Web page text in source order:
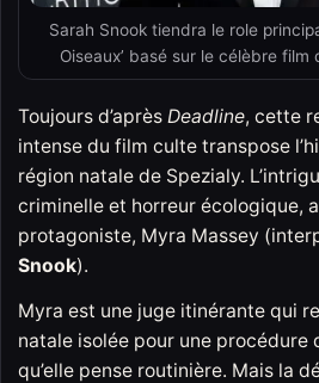
Sarah Snook tiendra le role
Oiseaux’ basé sur le célèbre film
Toujours d’après Deadline, cette
intense du film culte transpose
région natale de Spezialy.
criminelle et horreur écologique,
protagoniste, Myra Massey
Snook).
Myra est une juge itinérante qui
natale isolée pour une procédure
qu’elle pense routinière. Mais la